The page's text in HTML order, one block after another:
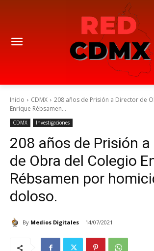
Inicio CDMX
208 años de Prisión a Director de
Enrique Rébsamen...
CDMX Investigaciones
208 años de Prisión
de Obra del Colegio
Rébsamen por
doloso.
By Medios Digitales 14/07/2021